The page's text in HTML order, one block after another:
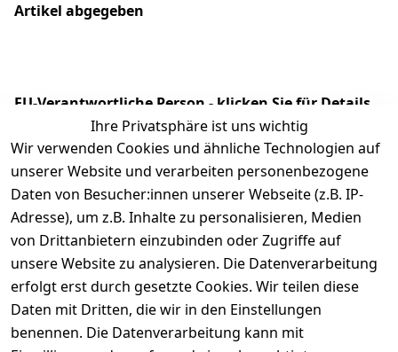
Artikel abgegeben
EU-Verantwortliche Person - klicken Sie für Details
Ihre Privatsphäre ist uns wichtig
Wir verwenden Cookies und ähnliche Technologien auf
unserer Website und verarbeiten personenbezogene
Daten von Besucher:innen unserer Webseite (z.B. IP-
Adresse), um z.B. Inhalte zu personalisieren, Medien
von Drittanbietern einzubinden oder Zugriffe auf
unsere Website zu analysieren. Die Datenverarbeitung
erfolgt erst durch gesetzte Cookies. Wir teilen diese
Daten mit Dritten, die wir in den Einstellungen
benennen. Die Datenverarbeitung kann mit
Legal Services